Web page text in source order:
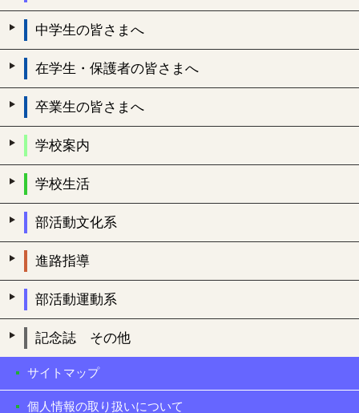
中学生の皆さまへ
在学生・保護者の皆さまへ
卒業生の皆さまへ
学校案内
学校生活
部活動文化系
進路指導
部活動運動系
記念誌 その他
サイトマップ
個人情報の取り扱いについて